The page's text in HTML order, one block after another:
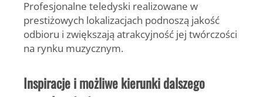
Profesjonalne teledyski realizowane w
prestiżowych lokalizacjach podnoszą jakość
odbioru i zwiększają atrakcyjność jej twórczości
na rynku muzycznym.
Inspiracje i możliwe kierunki dalszego